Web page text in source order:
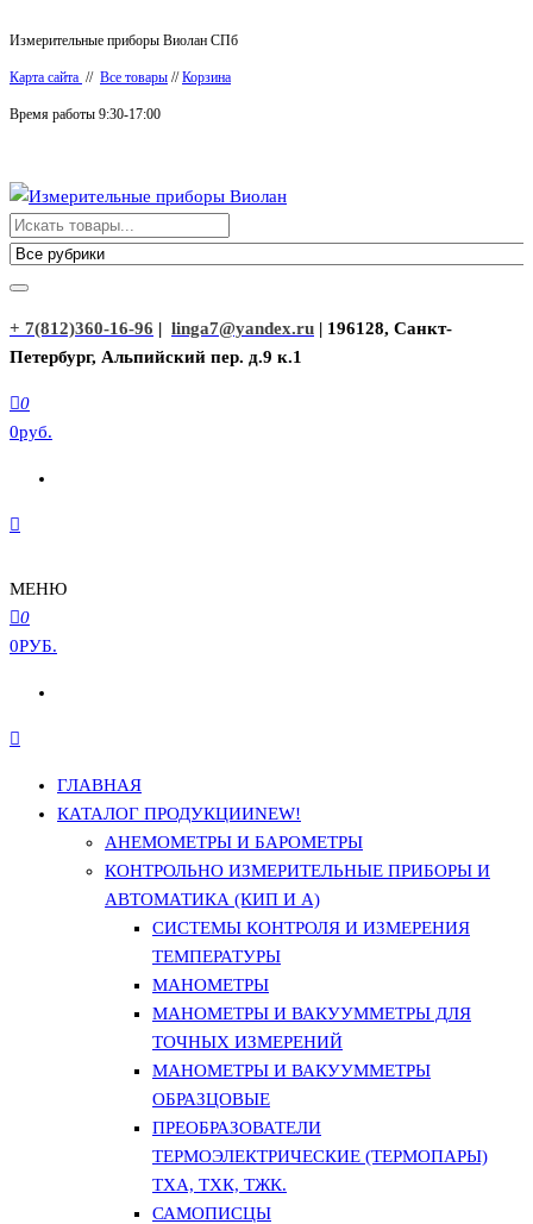
к
содержимому
Измерительные приборы Виолан СПб
Карта сайта // Все товары //Корзина
Время работы 9:30-17:00
Измерительные приборы Виолан
+ 7(812)360-16-96 | linga7@yandex.ru | 196128, Санкт-
Петербург, Альпийский пер. д.9 к.1
0
0руб.
МЕНЮ
0
0РУБ.
ГЛАВНАЯ
КАТАЛОГ ПРОДУКЦИИNEW!
АНЕМОМЕТРЫ И БАРОМЕТРЫ
КОНТРОЛЬНО ИЗМЕРИТЕЛЬНЫЕ ПРИБОРЫ И
АВТОМАТИКА (КИП И А)
СИСТЕМЫ КОНТРОЛЯ И ИЗМЕРЕНИЯ
ТЕМПЕРАТУРЫ
МАНОМЕТРЫ
МАНОМЕТРЫ И ВАКУУММЕТРЫ ДЛЯ
ТОЧНЫХ ИЗМЕРЕНИЙ
МАНОМЕТРЫ И ВАКУУММЕТРЫ
ОБРАЗЦОВЫЕ
ПРЕОБРАЗОВАТЕЛИ
ТЕРМОЭЛЕКТРИЧЕСКИЕ (ТЕРМОПАРЫ)
ТХА, ТХК, ТЖК.
САМОПИСЦЫ